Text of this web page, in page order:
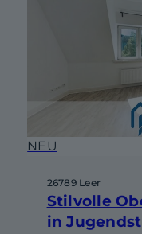
NEU
26789 Leer
Stilvolle
in